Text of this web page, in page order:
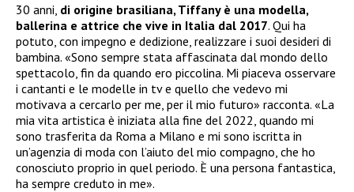
30 anni, di origine brasiliana, Tiffany è una modella,
ballerina e attrice che vive in Italia dal 2017. Qui ha
potuto, con impegno e dedizione, realizzare i suoi desideri di
bambina. «Sono sempre stata affascinata dal mondo dello
spettacolo, fin da quando ero piccolina. Mi piaceva osservare
i cantanti e le modelle in tv e quello che vedevo mi
motivava a cercarlo per me, per il mio futuro» racconta. «La
mia vita artistica è iniziata alla fine del 2022, quando mi
sono trasferita da Roma a Milano e mi sono iscritta in
un’agenzia di moda con l’aiuto del mio compagno, che ho
conosciuto proprio in quel periodo. È una persona fantastica,
ha sempre creduto in me».